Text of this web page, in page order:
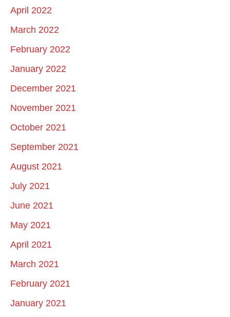
April 2022
March 2022
February 2022
January 2022
December 2021
November 2021
October 2021
September 2021
August 2021
July 2021
June 2021
May 2021
April 2021
March 2021
February 2021
January 2021